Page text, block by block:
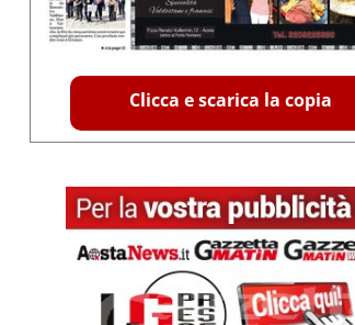
Clicca e scarica la copia